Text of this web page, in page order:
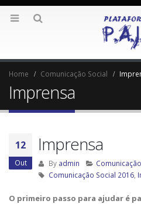
Home Comunicação Social
Imprensa
12
Out
Imprensa
By admin
Comunicação Social 2016,
O primeiro passo para ajudar é